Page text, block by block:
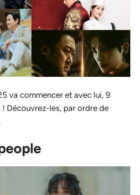
va commencer et avec lui, 9
! Découvrez-les, par ordre de